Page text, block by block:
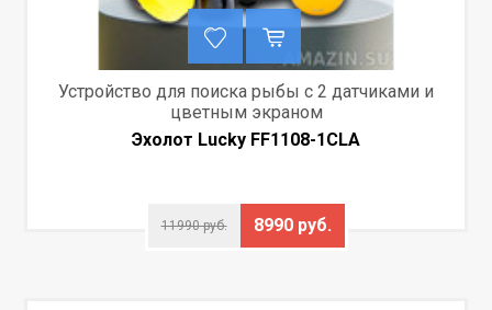
Устройство для поиска рыбы с 2 датчиками и
цветным экраном
Эхолот Lucky FF1108-1CLA
11990 руб. 8990 руб.